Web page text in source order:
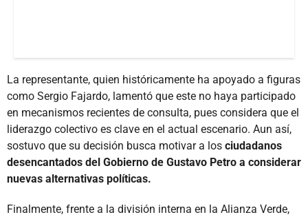
La representante, quien históricamente ha apoyado a figuras
como Sergio Fajardo, lamentó que este no haya participado
en mecanismos recientes de consulta, pues considera que el
liderazgo colectivo es clave en el actual escenario. Aun así,
sostuvo que su decisión busca motivar a los ciudadanos
desencantados del Gobierno de Gustavo Petro a considerar
nuevas alternativas políticas.
Finalmente, frente a la división interna en la Alianza Verde,